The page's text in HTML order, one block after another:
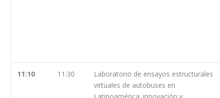
11:10 11:30
Laboratorio de ensayos estructurales
virtuales de autobuses en
Latinoamérica: innovación y